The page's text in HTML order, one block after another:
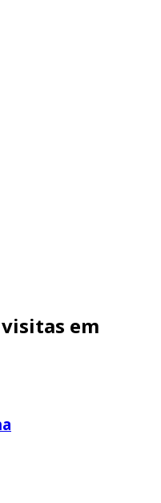
gestão
a sistemas
o painel
a equipe
digital
principais,
do
diminui
ao ter uma
em